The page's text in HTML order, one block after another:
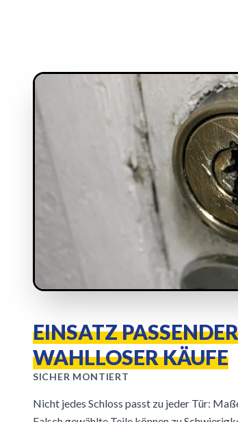
EINSATZ
WAHLLOSER KÄUFE
SICHER MONTIERT
Nicht jedes Schloss passt zu jeder Tür: